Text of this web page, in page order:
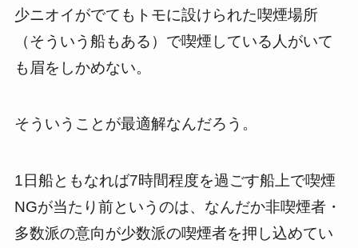
少ニオイがでてもトモに設けられた喫煙場所
（そういう船もある）で喫煙している人がいて
も眉をしかめない。
そういうことが最適解なんだろう。
1日船ともなれば7時間程度を過ごす船上で喫煙
NGが当たり前というのは、なんだか非喫煙者・
多数派の意向が少数派の喫煙者を押し込めてい